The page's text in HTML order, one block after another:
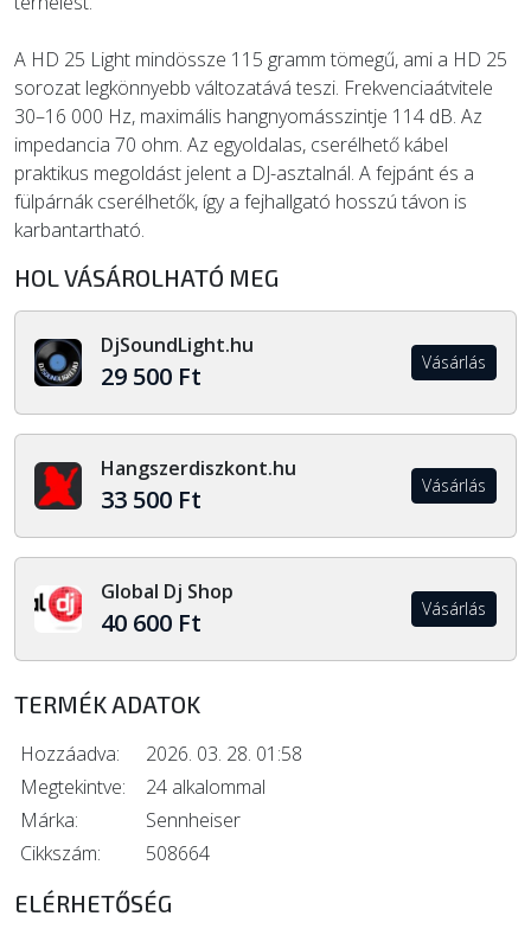
A HD 25 Light mindössze 115 gramm tömegű, ami a HD 25
sorozat legkönnyebb változatává teszi. Frekvenciaátvitele
30–16 000 Hz, maximális hangnyomásszintje 114 dB. Az
impedancia 70 ohm. Az egyoldalas, cserélhető kábel
praktikus megoldást jelent a DJ-asztalnál. A fejpánt és a
fülpárnák cserélhetők, így a fejhallgató hosszú távon is
karbantartható.
HOL VÁSÁROLHATÓ MEG
DjSoundLight.hu
29 500 Ft Vásárlás
Hangszerdiszkont.hu
33 500 Ft Vásárlás
Global Dj Shop
40 600 Ft Vásárlás
TERMÉK ADATOK
Hozzáadva:
2026. 03. 28. 01:58
Megtekintve:
24 alkalommal
Márka:
Sennheiser
Cikkszám:
508664
ELÉRHETŐSÉG